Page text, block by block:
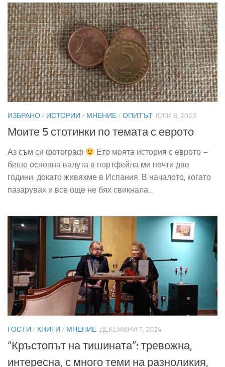
ИЗБРАНО/ ИСТОРИИ / МНЕНИЕ/ ОПИТЪТ ЮЛИ 8, 2025
Моите 5 стотинки по темата с еврото
Аз съм си фотограф
Ето моята история с еврото –
беше основна валута в портфейла ми почти две
години, докато живяхме в Испания. В началото, когато
пазарувах и все още не бях свикнала...
ГОСТИ / КНИГИ / МНЕНИЕ ДЕКЕМВРИ 7, 2024
“Кръстопът на тишината”: тревожна,
интересна, с много теми на разноликия,